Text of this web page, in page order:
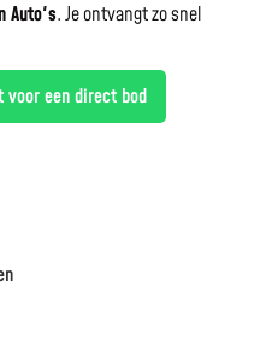
Auto's.Je ontvangt zo snel
voor een direct bod